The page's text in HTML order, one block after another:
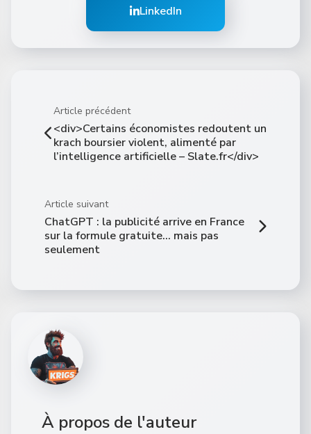
LinkedIn
Article précédent
<div>Certains économistes redoutent un
krach boursier violent, alimenté par
l’intelligence artificielle – Slate.fr</div>
Article suivant
ChatGPT : la publicité arrive en France
sur la formule gratuite… mais pas
seulement
À propos de l'auteur